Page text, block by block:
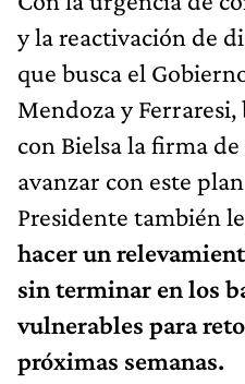
y la reactivación de
que busca el
Mendoza y
con Bielsa la firma
avanzar con este
Presidente también
hacer un
sin terminar en los
vulnerables para
próximas semanas.